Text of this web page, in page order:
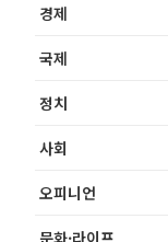
경제
국제
정치
사회
오피니언
문화·라이프